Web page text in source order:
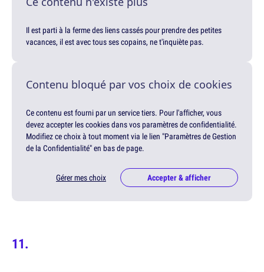
Il est parti à la ferme des liens cassés pour prendre des petites
vacances, il est avec tous ses copains, ne t'inquiète pas.
Contenu bloqué par vos choix de cookies
Ce contenu est fourni par un service tiers. Pour l'afficher, vous
devez accepter les cookies dans vos paramètres de confidentialité.
Modifiez ce choix à tout moment via le lien "Paramètres de Gestion
de la Confidentialité" en bas de page.
Gérer mes choix Accepter & afficher